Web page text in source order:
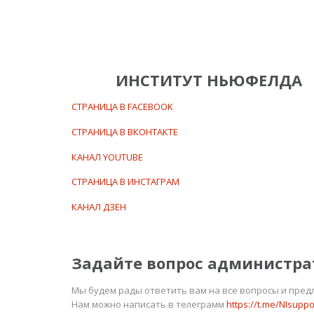
ИНСТИТУТ НЬЮФЕЛДА
СТРАНИЦА В FACEBOOK
СТРАНИЦА В ВКОНТАКТЕ
КАНАЛ YOUTUBE
СТРАНИЦА В ИНСТАГРАМ
КАНАЛ ДЗЕН
Задайте вопрос
Мы будем рады ответить вам на все вопросы и
Нам можно написать в телеграмм https://t.me/